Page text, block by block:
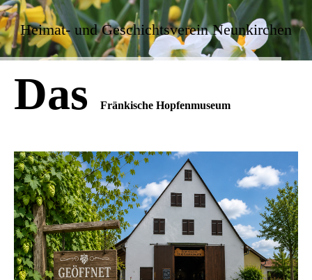
Heimat- und Geschichtsverein Neunkirchen
Das Fränkische Hopfenmuseum